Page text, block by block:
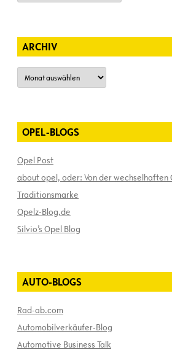
ARCHIV
Archiv
OPEL-BLOGS
Opel Post
about opel, oder: Von der wechselhaften
Traditionsmarke
Opelz-Blog.de
Silvio’s Opel Blog
AUTO-BLOGS
Rad-ab.com
Automobilverkäufer-Blog
Automotive Business Talk